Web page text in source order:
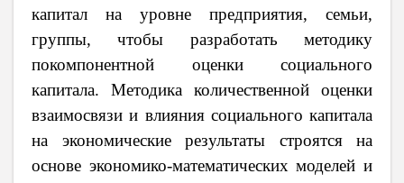
капитал на уровне предприятия, семьи,
группы, чтобы разработать методику
покомпонентной оценки социального
капитала. Методика количественной оценки
взаимосвязи и влияния социального капитала
на
экономические результаты строятся на
основе экономико-математических моделей и